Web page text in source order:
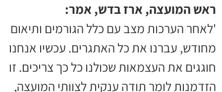
ראש המועצה, ארז בדש, אמר:
'לאחר הערכות מצב עם כלל הגורמים ותיאום
מחודש, עברנו את כל האתגרים. עכשיו אנחנו
חוגגים את העצמאות שכולנו כל כך צריכים. זו
הזדמנות לומר תודה ענקית לצוותי המועצה,